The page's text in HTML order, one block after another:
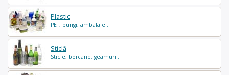
Plastic
PET, pungi, ambalaje...
Sticlă
Sticle, borcane, geamuri...